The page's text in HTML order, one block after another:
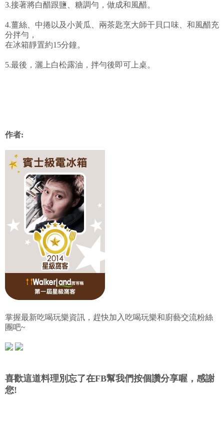
3.接著將白醋跟鹽、糖調勻，做成和風醋。
4.薑絲、中捲以及小黃瓜、兩茶匙烹大師干貝口味、和風醋充
分拌勻，
在冰箱靜置約15分鐘。
5.最後，灑上白松露油，拌勻後即可上桌。
作者:
掌握最新吃喝玩樂資訊，趕快加入吃喝玩樂和廚藝交流粉絲
團吧~
喜歡這道料理別忘了在FB幫我們按個讚分享喔，感謝
您!